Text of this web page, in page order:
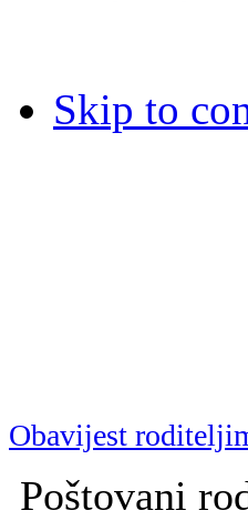
Skip to
Dječja bolnica
Dječja